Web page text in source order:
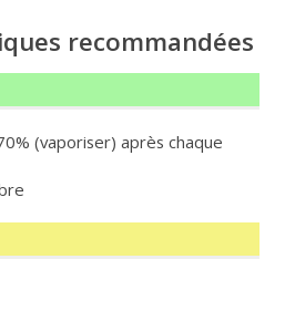
recommandées
(vaporiser) après chaque